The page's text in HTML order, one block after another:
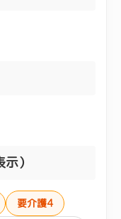
）
要介護4